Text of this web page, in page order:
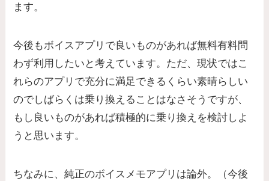
ます。
今後もボイスアプリで良いものがあれば無料有料問
わず利用したいと考えています。ただ、現状ではこ
れらのアプリで充分に満足できるくらい素晴らしい
のでしばらくは乗り換えることはなさそうですが、
もし良いものがあれば積極的に乗り換えを検討しよ
うと思います。
ちなみに、純正のボイスメモアプリは論外。（今後